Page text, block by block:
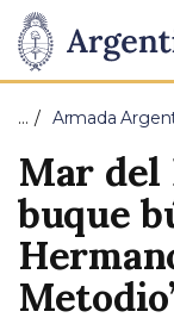
de
la
Nación
Pasar al
… Armada
Mar del
buque